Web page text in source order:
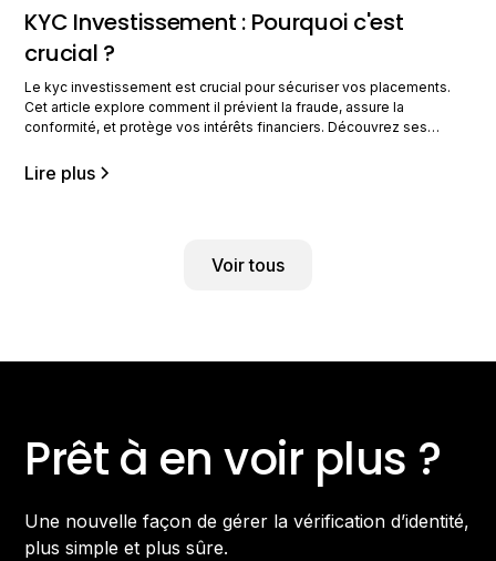
KYC Investissement : Pourquoi c'est
crucial ?
Le kyc investissement est crucial pour sécuriser vos placements.
Cet article explore comment il prévient la fraude, assure la
conformité, et protège vos intérêts financiers. Découvrez ses
l'investissement Le KYC, ou Know Your Customer, est une pratique
incontournable dans le secteur de l'investissement. Il permet de
Lire plus
Voir tous
Prêt à en voir plus ?
Une nouvelle façon de gérer la vérification d’identité,
plus simple et plus sûre.